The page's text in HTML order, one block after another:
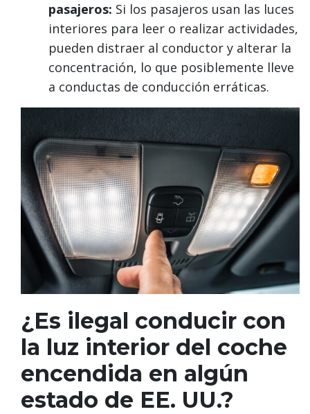
pasajeros: Si los pasajeros usan las luces
interiores para leer o realizar actividades,
pueden distraer al conductor y alterar la
concentración, lo que posiblemente lleve
a conductas de conducción erráticas.
¿Es ilegal conducir con
la luz interior del coche
encendida en algún
estado de EE. UU.?